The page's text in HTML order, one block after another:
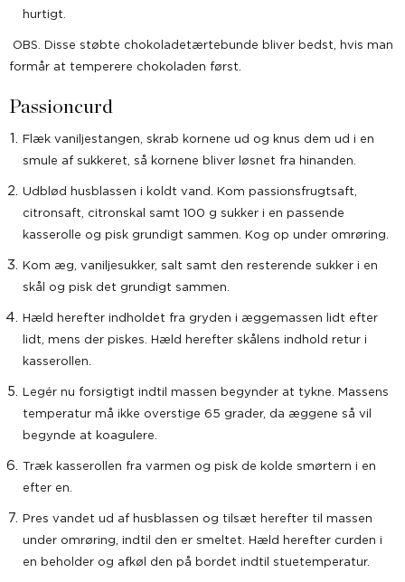
hurtigt.
OBS. Disse støbte chokoladetærtebunde bliver bedst, hvis man
formår at temperere chokoladen først.
Passioncurd
Flæk vaniljestangen, skrab kornene ud og knus dem ud i en
smule af sukkeret, så kornene bliver løsnet fra hinanden.
Udblød husblassen i koldt vand. Kom passionsfrugtsaft,
citronsaft, citronskal samt 100 g sukker i en passende
kasserolle og pisk grundigt sammen. Kog op under omrøring.
Kom æg, vaniljesukker, salt samt den resterende sukker i en
skål og pisk det grundigt sammen.
Hæld herefter indholdet fra gryden i æggemassen lidt efter
lidt, mens der piskes. Hæld herefter skålens indhold retur i
kasserollen.
Legér nu forsigtigt indtil massen begynder at tykne. Massens
temperatur må ikke overstige 65 grader, da æggene så vil
begynde at koagulere.
Træk kasserollen fra varmen og pisk de kolde smørtern i en
efter en.
Pres vandet ud af husblassen og tilsæt herefter til massen
under omrøring, indtil den er smeltet. Hæld herefter curden i
en beholder og afkøl den på bordet indtil stuetemperatur.